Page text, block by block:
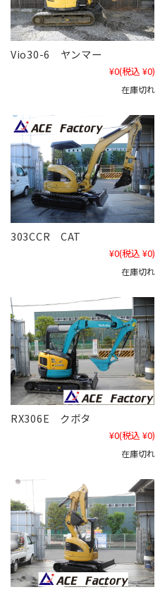
Vio30-6 ヤンマー
¥0(税込 ¥0)
在庫切れ
303CCR CAT
¥0(税込 ¥0)
在庫切れ
RX306E クボタ
¥0(税込 ¥0)
在庫切れ